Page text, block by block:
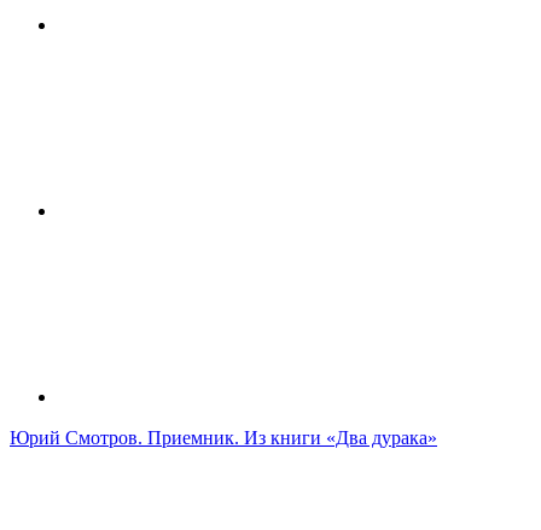
Юрий Смотров. Приемник. Из книги «Два дурака»